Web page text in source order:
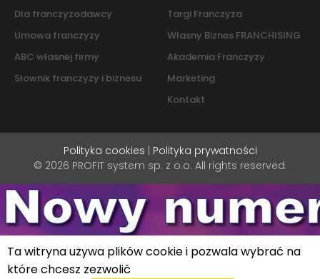
Dla franczyzodawcy
Umowa franczyzy
ABC własnej firmy
Słownik franczyzy i biznesu
Targi Franczyza
Własny Biznes FRANCHISING
Akademia Franczyzy
Marketing
Kontakt
Polityka cookies | Polityka prywatności
© 2026 PROFIT system sp. z o.o. All rights reserved.
Ta witryna używa plików cookie i pozwala wybrać na
które chcesz zezwolić